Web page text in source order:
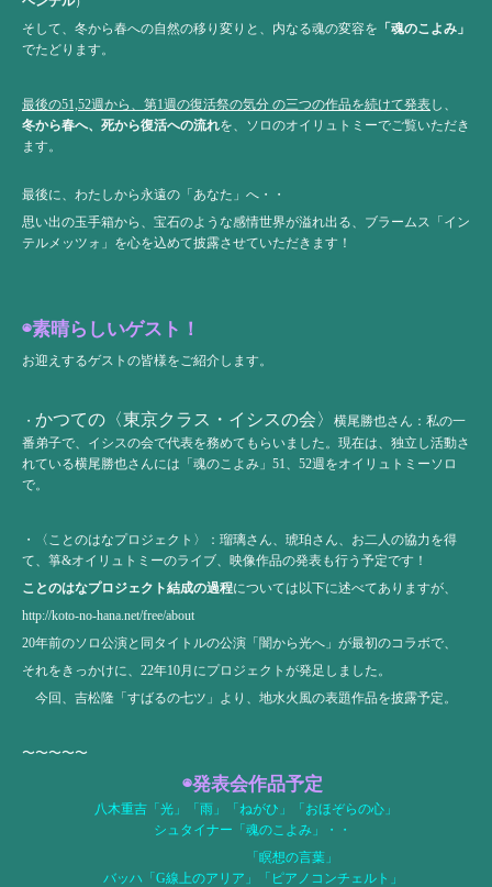
そして、冬から春への自然の移り変りと、内なる魂の変容を 「魂のこよみ」
でたどります。
最後の51,52週から、第1週の復活祭の気分 の三つの作品を続けて発表し、
冬から春へ、死から復活への流れを、ソロのオイリュトミーでご覧いただき
ます。
最後に、わたしから永遠の「あなた」へ・・
思い出の玉手箱から、宝石のような感情世界が溢れ出る、ブラームス「イン
テルメッツォ」を心を込めて披露させていただきます！
◉素晴らしいゲスト！
お迎えするゲストの皆様をご紹介します。
・ かつての〈東京クラス・イシスの会〉
横尾勝也さん：私の一
番弟子で、イシスの会で代表を務めてもらいました。現在は、独立し活動さ
れている横尾勝也さんには「魂のこよみ」51、52週をオイリュトミーソロ
で。
・〈 ことのはなプロジェクト 〉：瑠璃さん、琥珀さん、お二人の協力を得
て、箏&オイリュトミーのライブ、映像作品の発表も行う予定です！
ことのはなプロジェクト結成の過程については以下に述べてありますが、
http://koto-no-hana.net/free/about
20年前のソロ公演と同タイトルの公演「闇から光へ」が最初のコラボで、
それをきっかけに、22年10月にプロジェクトが発足しました。
今回、吉松隆「すばるの七ツ」より、地水火風の表題作品を披露予定。
〜〜〜〜〜
◉発表会作品予定
八木重吉「光」「雨」「ねがひ」「おほぞらの心」
シュタイナー「魂のこよみ」・・
「瞑想の言葉」
バッハ「G線上のアリア」「ピアノコンチェルト」